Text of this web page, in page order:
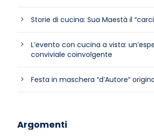
Storie di cucina: Sua Maestà il
L’evento con cucina a vista:
conviviale coinvolgente
Festa in maschera “d’Autore”
Argomenti